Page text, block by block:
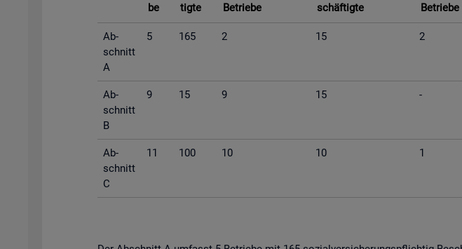
be
tig­te
Be­trie­be
schäf­tig­te
Be­trie­be
Ab­
schnitt
A
5 165 2 15 2
Ab­
schnitt
B
9 15 9 15 -
Ab­
schnitt
C
11 100 10 10 1